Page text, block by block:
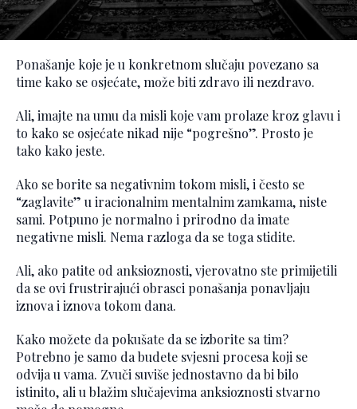
Ponašanje koje je u konkretnom slučaju povezano sa
time kako se osjećate, može biti zdravo ili nezdravo.
Ali, imajte na umu da misli koje vam prolaze kroz glavu i
to kako se osjećate nikad nije “pogrešno”. Prosto je
tako kako jeste.
Ako se borite sa negativnim tokom misli, i često se
“zaglavite” u iracionalnim mentalnim zamkama, niste
sami. Potpuno je normalno i prirodno da imate
negativne misli. Nema razloga da se toga stidite.
Ali, ako patite od anksioznosti, vjerovatno ste primijetili
da se ovi frustrirajući obrasci ponašanja ponavljaju
iznova i iznova tokom dana.
Kako možete da pokušate da se izborite sa tim?
Potrebno je samo da budete svjesni procesa koji se
odvija u vama. Zvuči suviše jednostavno da bi bilo
istinito, ali u blažim slučajevima anksioznosti stvarno